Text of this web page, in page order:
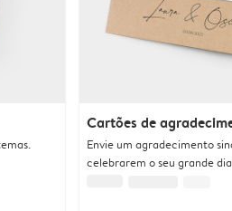
Cartões de
Envie um agradecimento
celebrarem o seu grande